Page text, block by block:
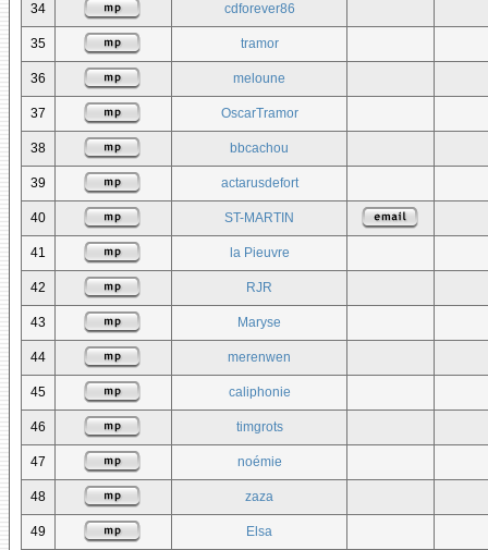
34 cdforever86
35 tramor
36 meloune
37 OscarTramor
38 bbcachou
39 actarusdefort
40 ST-MARTIN
41 la Pieuvre
42 RJR
43 Maryse
44 merenwen
45 caliphonie
46 timgrots
47 noémie
48 zaza
49 Elsa